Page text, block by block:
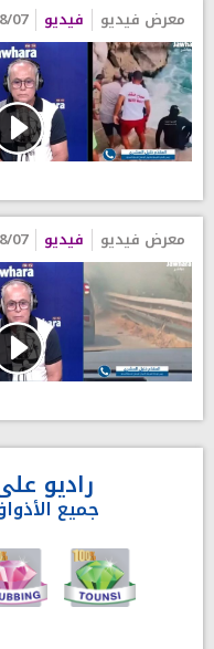
معرض فيديو فيديو
معرض فيديو فيديو
راديو
جميع